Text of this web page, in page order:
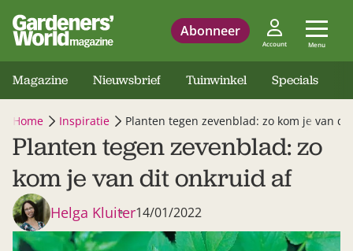
Abonneer
Account Menu
Magazine Nieuwsbrief Tuinwinkel Specials
Home Inspiratie Planten tegen zevenblad: zo kom je van
Planten tegen zevenblad: zo
kom je van dit onkruid af
Helga Kluiter14/01/2022